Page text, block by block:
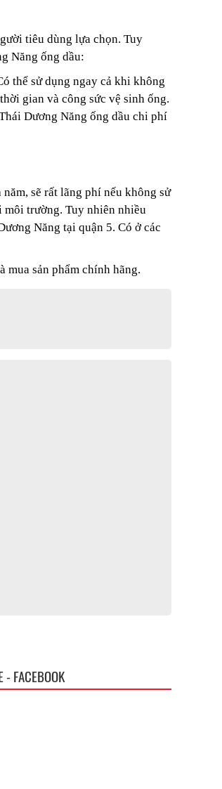
tiêu dùng lựa chọn. Tuy
Năng ống dầu:
thể sử dụng ngay cả khi không
gian và công sức vệ sinh ống.
Dương Năng ống dầu chi phí
sẽ rất lãng phí nếu không sử
trường. Tuy nhiên nhiều
Năng tại quận 5. Có ở các
mua sản phẩm chính hãng.
- FACEBOOK